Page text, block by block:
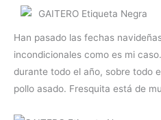
Han pasado las fechas
incondicionales como es mi
durante todo el año, sobre todo
pollo asado. Fresquita está de